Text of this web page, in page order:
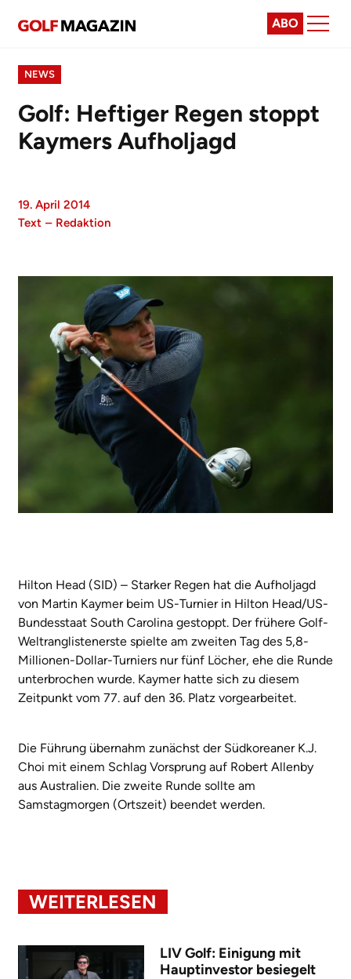
ABO
NEWS
Golf: Heftiger Regen stoppt
Kaymers Aufholjagd
19. April 2014
Text – Redaktion
Hilton Head (SID) – Starker Regen hat die Aufholjagd
von Martin Kaymer beim US-Turnier in Hilton Head/US-
Bundesstaat South Carolina gestoppt. Der frühere Golf-
Weltranglistenerste spielte am zweiten Tag des 5,8-
Millionen-Dollar-Turniers nur fünf Löcher, ehe die Runde
unterbrochen wurde. Kaymer hatte sich zu diesem
Zeitpunkt vom 77. auf den 36. Platz vorgearbeitet.
Die Führung übernahm zunächst der Südkoreaner K.J.
Choi mit einem Schlag Vorsprung auf Robert Allenby
aus Australien. Die zweite Runde sollte am
Samstagmorgen (Ortszeit) beendet werden.
WEITERLESEN
LIV Golf: Einigung mit
Hauptinvestor besiegelt